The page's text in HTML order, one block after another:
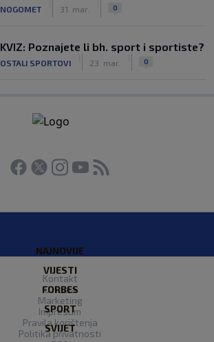
NOGOMET 31. mar. 0
KVIZ: Poznajete li bh. sport i sportiste?
OSTALI SPORTOVI 23. mar. 0
NAJNOVIJE
VIJESTI
FORBES
SPORT
SVIJET
Kontakt
O nama
Marketing
Impresum
Pravila korištenja
Politika privatnosti